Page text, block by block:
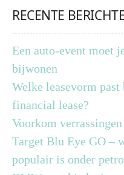
RECENTE
Een auto-event moet
bijwonen
Welke leasevorm
financial lease?
Voorkom
Target Blu Eye GO –
populair is onder